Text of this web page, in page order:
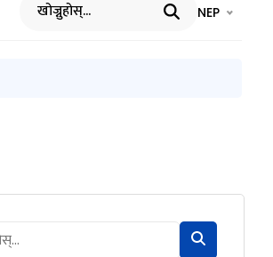
खोज्नुहोस् भाषा चयन
NEP